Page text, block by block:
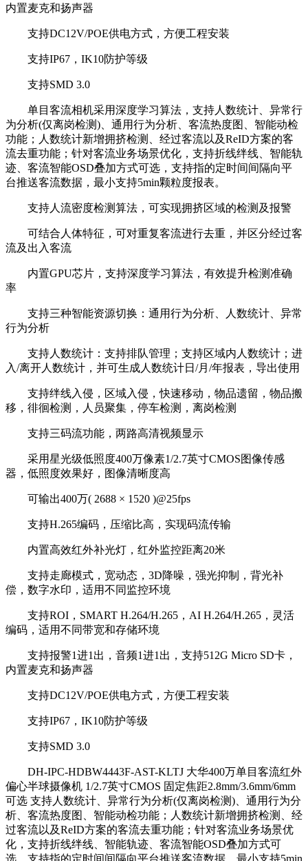
内置麦克和扬声器
支持DC12V/POE供电方式，方便工程安装
支持IP67，IK10防护等级
支持SMD 3.0
单目客流相机采用深度学习算法，支持人数统计、异常行
为分析(仅离岗检测)、通用行为分析、客流热度图、智能动检
功能；人数统计新增拥挤检测、经过客流以及ReID方案的客
流去重功能；针对客流业务场景优化，支持折线绊线、智能轨
迹、客流智能OSD叠加方式可选，支持指的定时间间隔向平
台推送客流数据，最小支持5min颗粒度报表。
支持人流密度检测算法，可实现拥挤区域的检测及报警
可结合人体特征，可对重复客流进行去重，并区分经过客
流及出入客流
内置GPU芯片，支持深度学习算法，有效提升检测准确
率
支持三种智能资源切换：通用行为分析、人数统计、异常
行为分析
支持人数统计：支持排队管理；支持区域内人数统计；进
入/离开人数统计，并可生成人数统计日/月/年报表，导出使用
支持绊线入侵，区域入侵，快速移动，物品遗留，物品搬
移，徘徊检测，人员聚集，停车检测，离岗检测
支持三码流功能，两路高清视频显示
采用星光级低照度400万像素1/2.7英寸CMOS图像传感
器，低照度效果好，图像清晰度高
可输出400万( 2688 × 1520 )@25fps
支持H.265编码，压缩比高，实现码流传输
内置高效红外补光灯，红外监控距离20米
支持走廊模式，宽动态，3D降噪，强光抑制，背光补
偿，数字水印，适用不同监控环境
支持ROI，SMART H.264/H.265，AI H.264/H.265，灵活
编码，适用不同带宽和存储环境
支持报警1进1出，音频1进1出，支持512G Micro SD卡，
内置麦克和扬声器
支持DC12V/POE供电方式，方便工程安装
支持IP67，IK10防护等级
支持SMD 3.0
DH-IPC-HDBW4443F-AST-KLTJ 大华400万单目客流红外
偏心半球摄像机 1/2.7英寸CMOS 固定焦距2.8mm/3.6mm/6mm
可选 支持人数统计、异常行为分析(仅离岗检测)、通用行为分
析、客流热度图、智能动检功能；人数统计新增拥挤检测、经
过客流以及ReID方案的客流去重功能；针对客流业务场景优
化，支持折线绊线、智能轨迹、客流智能OSD叠加方式可
选，支持指的定时间间隔向平台推送客流数据，最小支持5min